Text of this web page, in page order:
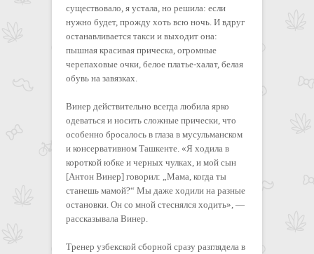
существовало, я устала, но решила: если
нужно будет, прожду хоть всю ночь. И вдруг
останавливается такси и выходит она:
пышная красивая прическа, огромные
черепаховые очки, белое платье-халат, белая
обувь на завязках.
Винер действительно всегда любила ярко
одеваться и носить сложные прически, что
особенно бросалось в глаза в мусульманском
и консервативном Ташкенте. «Я ходила в
короткой юбке и черных чулках, и мой сын
[Антон Винер] говорил: „Мама, когда ты
станешь мамой?“ Мы даже ходили на разные
остановки. Он со мной стеснялся ходить», —
рассказывала Винер.
Тренер узбекской сборной сразу разглядела в